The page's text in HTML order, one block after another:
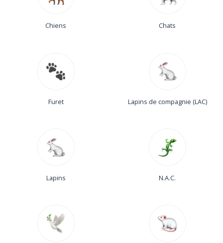
Chiens Chats
Furet Lapins de compagnie (LAC)
Lapins N.A.C.